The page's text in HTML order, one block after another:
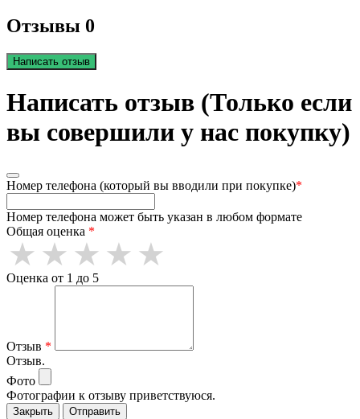
Отзывы 0
Написать отзыв
Написать отзыв (Только если
вы совершили у нас покупку)
Номер телефона (который вы вводили при покупке)*
Номер телефона может быть указан в любом формате
Общая оценка *
Оценка от 1 до 5
Отзыв *
Отзыв.
Фото
Фотографии к отзыву приветствуюся.
Закрыть Отправить